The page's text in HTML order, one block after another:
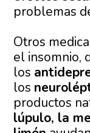
problemas
Otros
el insomnio,
los
los
productos
lúpulo, la